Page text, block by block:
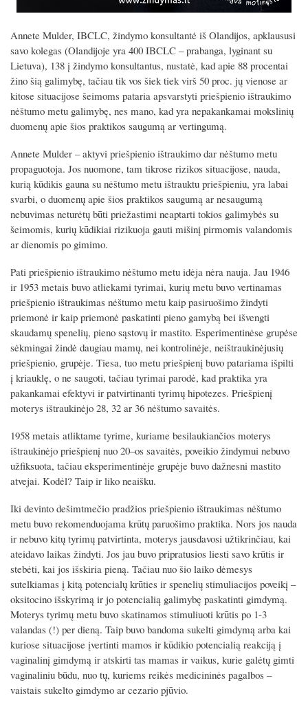
Annete Mulder, IBCLC, žindymo konsultantė iš Olandijos, apklaususi
savo kolegas (Olandijoje yra 400 IBCLC – prabanga, lyginant su
Lietuva), 138 į žindymo konsultantus, nustatė, kad apie 88 procentai
žino šią galimybę, tačiau tik vos šiek tiek virš 50 proc. jų vienose ar
kitose situacijose šeimoms pataria apsvarstyti priešpienio ištraukimo
nėštumo metu galimybę, nes mano, kad yra nepakankamai mokslinių
duomenų apie šios praktikos saugumą ar vertingumą.
Annete Mulder – aktyvi priešpienio ištraukimo dar nėštumo metu
propaguotoja. Jos nuomone, tam tikrose rizikos situacijose, nauda,
kurią kūdikis gauna su nėštumo metu ištrauktu priešpieniu, yra labai
svarbi, o duomenų apie šios praktikos saugumą ar nesaugumą
nebuvimas neturėtų būti priežastimi neaptarti tokios galimybės su
šeimomis, kurių kūdikiai rizikuoja gauti mišinį pirmomis valandomis
ar dienomis po gimimo.
Pati priešpienio ištraukimo nėštumo metu idėja nėra nauja. Jau 1946
ir 1953 metais buvo atliekami tyrimai, kurių metu buvo vertinamas
priešpienio ištraukimas nėštumo metu kaip pasiruošimo žindyti
priemonė ir kaip priemonė paskatinti pieno gamybą bei išvengti
skaudamų spenelių, pieno sąstovų ir mastito. Esperimentinėse grupėse
sėkmingai žindė daugiau mamų, nei kontrolinėje, neištraukinėjusių
priešpienio, grupėje. Tiesa, tuo metu priešpienį buvo patariama išpilti
į kriauklę, o ne saugoti, tačiau tyrimai parodė, kad praktika yra
pakankamai efektyvi ir patvirtinanti tyrimų hipotezes. Priešpienį
moterys ištraukinėjo 28, 32 ar 36 nėštumo savaitės.
1958 metais atliktame tyrime, kuriame besilaukiančios moterys
ištraukinėjo priešpienį nuo 20–os savaitės, poveikio žindymui nebuvo
užfiksuota, tačiau eksperimentinėje grupėje buvo dažnesni mastito
atvejai. Kodėl? Taip ir liko neaišku.
Iki devinto dešimtmečio pradžios priešpienio ištraukimas nėštumo
metu buvo rekomenduojama krūtų paruošimo praktika. Nors jos nauda
ir nebuvo kitų tyrimų patvirtinta, moterys jausdavosi užtikrinčiau, kai
ateidavo laikas žindyti. Jos jau buvo pripratusios liesti savo krūtis ir
stebėti, kai jos išskiria pieną. Tačiau nuo šio laiko dėmesys
sutelkiamas į kitą potencialų krūties ir spenelių stimuliacijos poveikį –
oksitocino išskyrimą ir jo potencialią galimybę paskatinti gimdymą.
Moterys tyrimų metu buvo skatinamos stimuliuoti krūtis po 1-3
valandas (!) per dieną. Taip buvo bandoma sukelti gimdymą arba kai
kuriose situacijose įvertinti mamos ir kūdikio potencialią reakciją į
vaginalinį gimdymą ir atskirti tas mamas ir vaikus, kurie galėtų gimti
vaginaliniu būdu, nuo tų, kuriems reikės medicininės pagalbos –
vaistais sukelto gimdymo ar cezario pjūvio.